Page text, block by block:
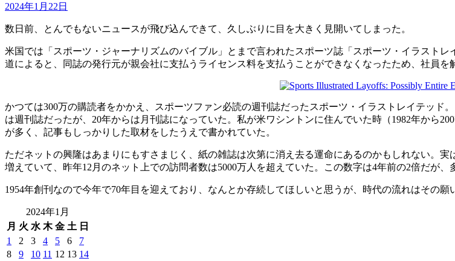
2024年1月22日
数日前、とんでもないニュースが飛び込んできて、久しぶりに目を大きく見開いてしまった。
米国では「スポーツ・ジャーナリズムのバイブル」とまで言われたスポーツ誌「スポーツ・イラスト
道によると、同誌の発行元が親会社に支払うライセンス料を支払うことができなくなったため、社員を
かつては300万の購読者をかかえ、スポーツファン必読の週刊誌だったスポーツ・イラストレイテッド
は週刊誌だったが、20年からは月刊誌になっていた。私が米ワシントンに住んでいた時（1982年から
が多く、記事もしっかりした取材をしたうえで書かれていた。
ただネットの興隆はあまりにもすさまじく、紙の雑誌は次第に消え去る運命にあるのかもしれない。実
増えていて、昨年12月のネット上での訪問者数は5000万人を超えていた。この数字は4年前の2倍だが
1954年創刊なので今年で70年目を迎えており、なんとか存続してほしいと思うが、時代の流れはその願
2024年1月
月 火 水 木 金 土 日
1 2 3 4 5 6
7
8
9 10 11 12 13 14